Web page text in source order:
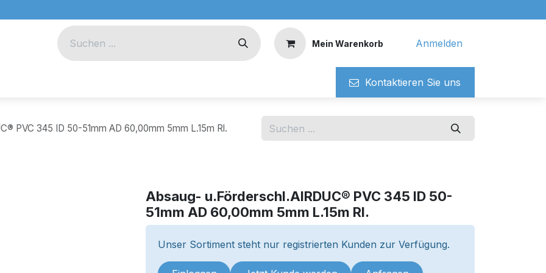
Mein Warenkorb Anmelden
Kontaktieren ​​Si​​e uns
PVC 345 ID 50-51mm AD 60,00mm 5mm L.15m Rl.
Absaug- u.Förderschl.AIRDUC® PVC 345 ID 50-
51mm AD 60,00mm 5mm L.15m Rl.
Unser Sortiment steht nur registrierten Kunden zur Verfügung.